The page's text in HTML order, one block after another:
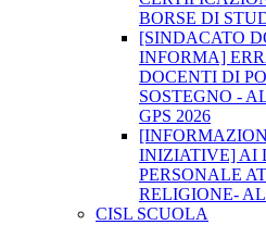
BORSE DI
[SINDACATO
INFORMA]
DOCENTI DI
SOSTEGNO -
GPS 2026
INIZIATIVE] AI
PERSONALE
RELIGIONE-
CISL SCUOLA